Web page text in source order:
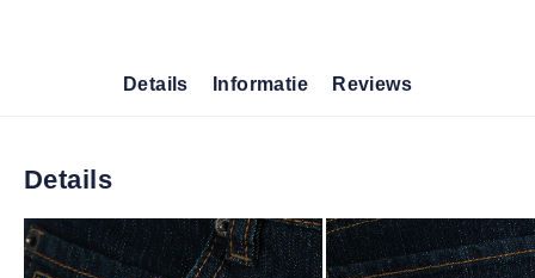
Details Informatie Reviews
Details